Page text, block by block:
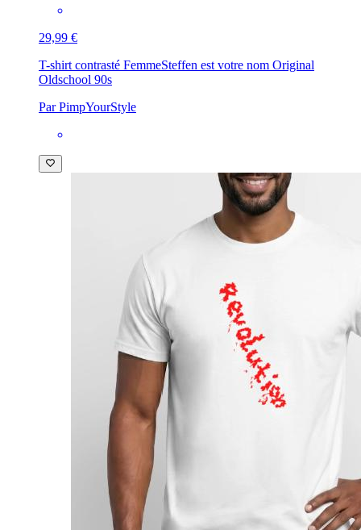
29,99 €
T-shirt contrasté FemmeSteffen est votre nom Original
Oldschool 90s
Par PimpYourStyle